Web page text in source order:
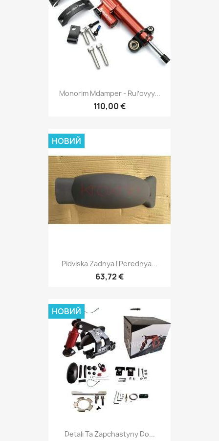
Monorim Mdamper - Rulʹovyy...
110,00 €
Pidviska Zadnya I Perednya...
63,72 €
НОВИЙ
Detali Ta Zapchastyny Do...
НОВИЙ